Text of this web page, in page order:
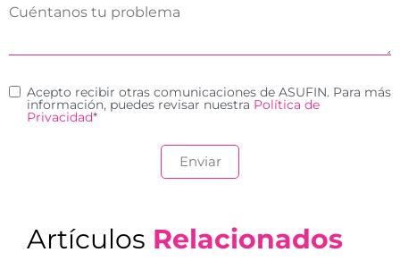
Acepto recibir otras comunicaciones de ASUFIN. Para más
información, puedes revisar nuestra Política de
Privacidad*
Artículos Relacionados